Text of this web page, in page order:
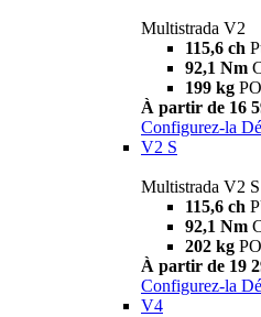
Multistrada V2
115,6 ch
92,1 Nm
199 kg
À partir de 16
Configurez-la
V2 S
Multistrada V2 S
115,6 ch
92,1 Nm
202 kg
À partir de 19
Configurez-la
V4